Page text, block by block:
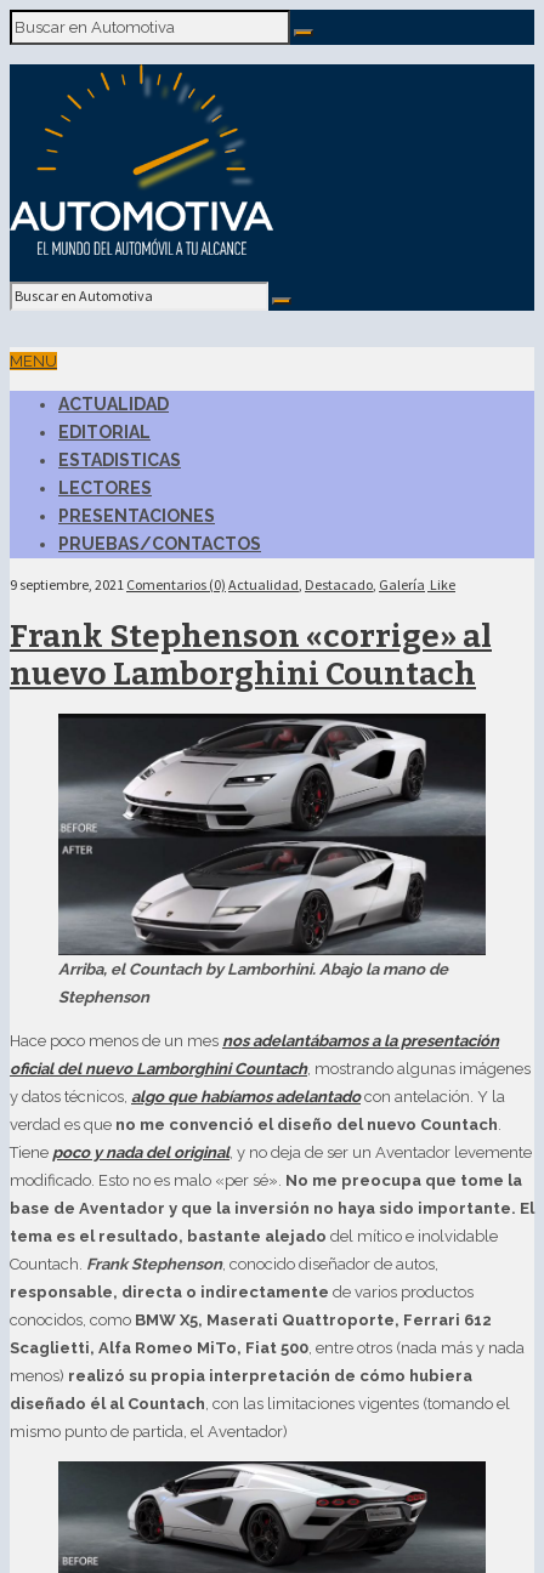
MENU
ACTUALIDAD
EDITORIAL
ESTADISTICAS
LECTORES
PRESENTACIONES
PRUEBAS/CONTACTOS
9 septiembre, 2021 Comentarios (0) Actualidad, Destacado, Galería Like
Frank Stephenson «corrige» al
nuevo Lamborghini Countach
Arriba, el Countach by Lamborhini. Abajo la mano de
Stephenson
Hace poco menos de un mes nos adelantábamos a la presentación
oficial del nuevo Lamborghini Countach, mostrando algunas imágenes
y datos técnicos, algo que habíamos adelantadocon antelación. Y la
verdad es que no me convenció el diseño del nuevo Countach.
Tiene poco y nada del original, y no deja de ser un Aventador levemente
modificado. Esto no es malo «per sé». No me preocupa que tome la
base de Aventador y que la inversión no haya sido importante. El
tema es el resultado, bastante alejado del mítico e inolvidable
Countach. Frank Stephenson, conocido diseñador de autos,
responsable, directa o indirectamente de varios productos
conocidos, como BMW X5, Maserati Quattroporte, Ferrari 612
Scaglietti, Alfa Romeo MiTo, Fiat 500, entre otros (nada más y nada
menos) realizó su propia interpretación de cómo hubiera
diseñado él al Countach, con las limitaciones vigentes (tomando el
mismo punto de partida, el Aventador)